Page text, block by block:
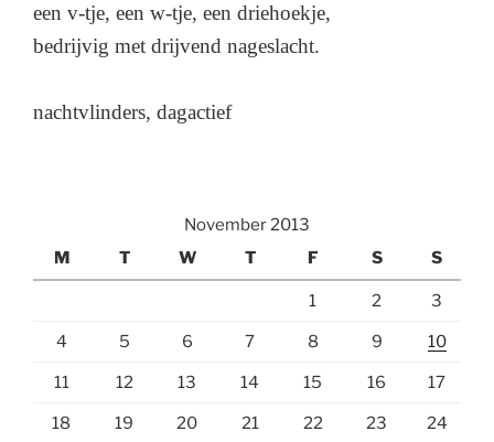
een v-tje, een w-tje, een driehoekje,
bedrijvig met drijvend nageslacht.
nachtvlinders, dagactief
November 2013
M
T W T F S S
1 2 3
4 5 6 7 8 9 10
11 12 13 14 15 16 17
18 19 20 21 22 23 24